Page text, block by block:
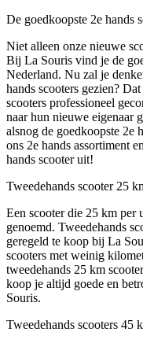
De goedkoopste 2e hands
Niet alleen onze nieuwe
Bij La Souris vind je de
Nederland. Nu zal je
hands scooters gezien?
scooters professioneel
naar hun nieuwe eigenaar
alsnog de goedkoopste 2e
ons 2e hands assortiment
hands scooter uit!
Tweedehands scooter 25
Een scooter die 25 km per
genoemd. Tweedehands
geregeld te koop bij La
scooters met weinig
tweedehands 25 km
koop je altijd goede en
Souris.
Tweedehands scooters 45